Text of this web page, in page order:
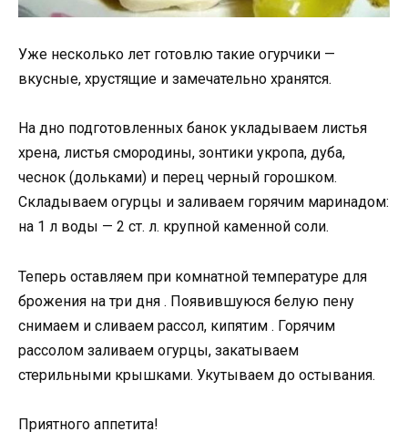
Уже несколько лет готовлю такие огурчики —
вкусные, хрустящие и замечательно хранятся.
На дно подготовленных банок укладываем листья
хрена, листья смородины, зонтики укропа, дуба,
чеснок (дольками) и перец черный горошком.
Складываем огурцы и заливаем горячим маринадом:
на 1 л воды — 2 ст. л. крупной каменной соли.
Теперь оставляем при комнатной температуре для
брожения на три дня . Появившуюся белую пену
снимаем и сливаем рассол, кипятим . Горячим
рассолом заливаем огурцы, закатываем
стерильными крышками. Укутываем до остывания.
Приятного аппетита!